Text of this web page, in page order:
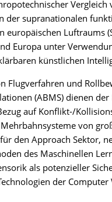
der supranationalen
europäischen Luftraums
Europa unter
künstlichen
Flugverfahren und
(ABMS) dienen
auf Konflikt-/
von
den Approach Sektor,
des Maschinellen
als potenzieller
der